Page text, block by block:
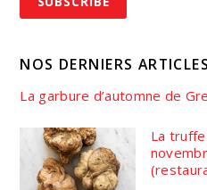
NOS DERNIERS ARTICLES
La garbure d’automne de
La truffe